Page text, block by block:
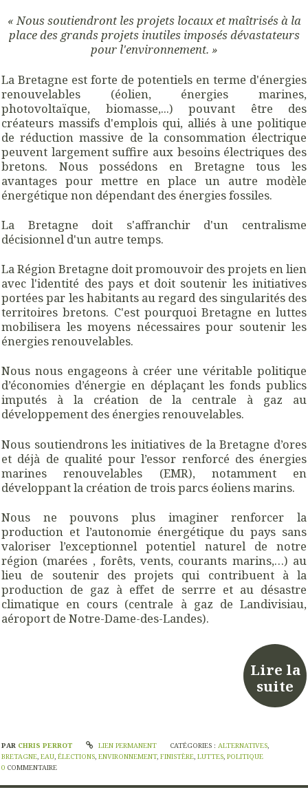
« Nous soutiendront les projets locaux et maîtrisés à la
placedes grands projets inutiles imposés dévastateurs
pour l'environnement. »
La Bretagne est forte de potentiels en terme d'énergies
renouvelables (éolien, énergies marines,
photovoltaïque, biomasse,...) pouvant être des
créateurs massifs d'emplois qui, alliés à une politique
de réduction massive de la consommation électrique
peuvent largement suffire aux besoins électriques des
bretons. Nous possédons en Bretagne tous les
avantages pour mettre en place un autre modèle
énergétique non dépendant des énergies fossiles.
La Bretagne doit s'affranchir d'un centralisme
décisionnel d'un autre temps.
La Région Bretagne doit promouvoir des projets en lien
avec l'identité des pays et doit soutenir les initiatives
portées par les habitants au regard des singularités des
territoires bretons. C'est pourquoi Bretagne en luttes
mobilisera les moyens nécessaires pour soutenir les
énergies renouvelables.
Nous nous engageons à créer une véritable politique
d’économies d’énergie en déplaçant les fonds publics
imputés à la création de la centrale à gaz au
développement des énergies renouvelables.
Nous soutiendrons les initiatives de la Bretagne d’ores
et déjà de qualité pour l’essor renforcé des énergies
marines renouvelables (EMR), notamment en
développant la création de trois parcs éoliens marins.
Nous ne pouvons plus imaginer renforcer la
production et l’autonomie énergétique du pays sans
valoriser l’exceptionnel potentiel naturel de notre
région (marées , forêts, vents, courants marins,…) au
lieu de soutenir des projets qui contribuent à la
production de gaz à effet de serrre et au désastre
climatique en cours (centrale à gaz de Landivisiau,
aéroport de Notre-Dame-des-Landes).
Lire la
suite
PAR CHRIS PERROT LIEN PERMANENT CATÉGORIES :ALTERNATIVES,
BRETAGNE, EAU, ÉLECTIONS, ENVIRONNEMENT, FINISTÈRE, LUTTES, POLITIQUE
0 COMMENTAIRE